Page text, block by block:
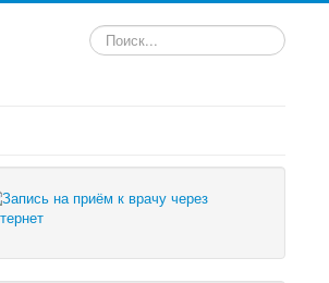
Искать...